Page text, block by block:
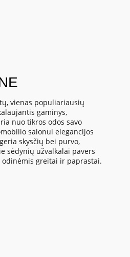
vienas populiariausių
gaminys,
nuo tikros odos savo
salonui elegancijos
skysčių bei purvo,
sėdynių užvalkalai pavers
greitai ir paprastai.